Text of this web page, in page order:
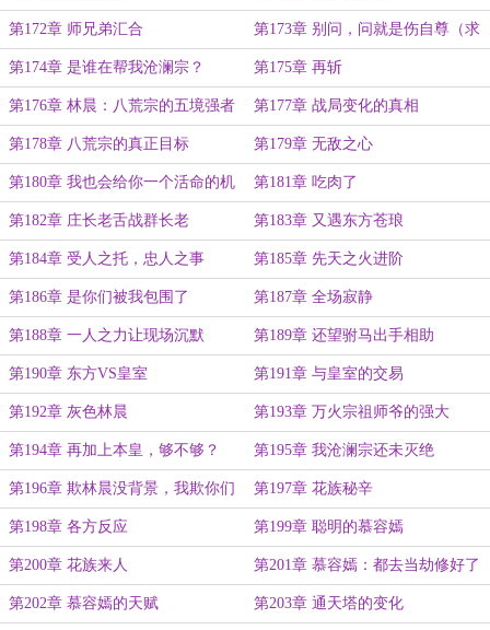
第172章 师兄弟汇合 第173章 别问，问就是伤自尊（求
订阅月票）
第174章 是谁在帮我沧澜宗？ 第175章 再斩
第176章 林晨：八荒宗的五境强者
应该不会来了
第177章 战局变化的真相
第178章 八荒宗的真正目标 第179章 无敌之心
第180章 我也会给你一个活命的机
会
第181章 吃肉了
第182章 庄长老舌战群长老 第183章 又遇东方苍琅
第184章 受人之托，忠人之事 第185章 先天之火进阶
第186章 是你们被我包围了 第187章 全场寂静
第188章 一人之力让现场沉默 第189章 还望驸马出手相助
第190章 东方VS皇室 第191章 与皇室的交易
第192章 灰色林晨 第193章 万火宗祖师爷的强大
第194章 再加上本皇，够不够？ 第195章 我沧澜宗还未灭绝
第196章 欺林晨没背景，我欺你们
实力不够
第197章 花族秘辛
第198章 各方反应 第199章 聪明的慕容嫣
第200章 花族来人 第201章 慕容嫣：都去当劫修好了
第202章 慕容嫣的天赋 第203章 通天塔的变化